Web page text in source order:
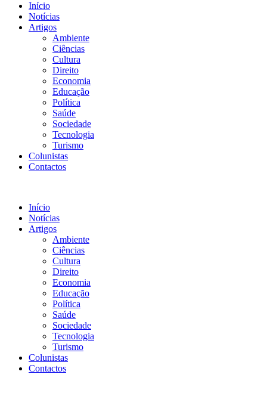
Início
Notícias
Artigos
Ambiente
Ciências
Cultura
Direito
Economia
Educação
Política
Saúde
Sociedade
Tecnologia
Turismo
Colunistas
Contactos
Início
Notícias
Artigos
Ambiente
Ciências
Cultura
Direito
Economia
Educação
Política
Saúde
Sociedade
Tecnologia
Turismo
Colunistas
Contactos